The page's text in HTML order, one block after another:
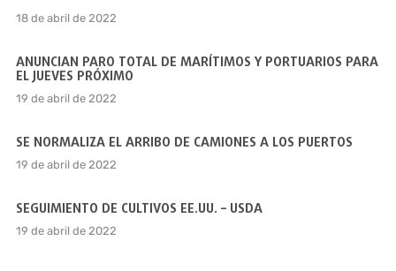
18 de abril de 2022
ANUNCIAN PARO TOTAL DE MARÍTIMOS Y PORTUARIOS PARA
EL JUEVES PRÓXIMO
19 de abril de 2022
SE NORMALIZA EL ARRIBO DE CAMIONES A LOS PUERTOS
19 de abril de 2022
SEGUIMIENTO DE CULTIVOS EE.UU. – USDA
19 de abril de 2022